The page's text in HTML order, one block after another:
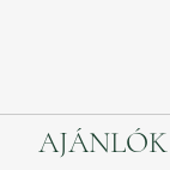
AJÁNLÓK